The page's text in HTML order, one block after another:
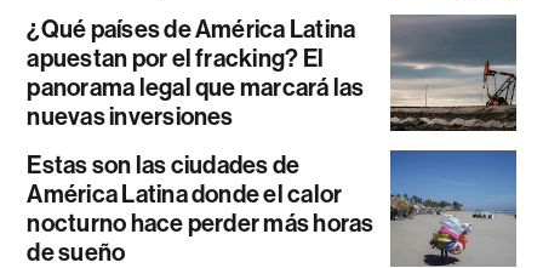
¿Qué países de América Latina
apuestan por el fracking? El
panorama legal que marcará las
nuevas inversiones
Estas son las ciudades de
América Latina donde el calor
nocturno hace perder más horas
de sueño